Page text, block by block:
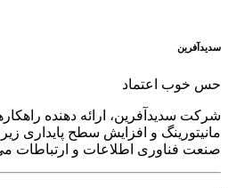
سدید‌آفرین
حس خوب اعتماد
شرکت سدید‌آفرین، ارائه دهنده
مانیتورینگ و افزایش سطح پایداری
صنعت فناوری اطلاعات و ارتباطات